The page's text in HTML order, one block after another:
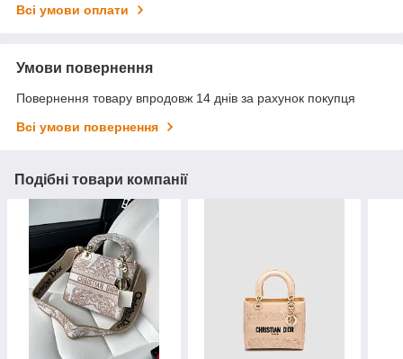
Всі умови оплати
Умови повернення
Повернення товару впродовж 14 днів за рахунок покупця
Всі умови повернення
Подібні товари компанії